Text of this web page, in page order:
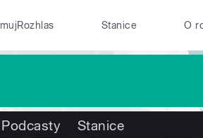
mujRozhlas Stanice O
Podcasty Stanice